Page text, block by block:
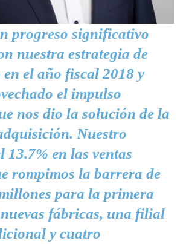
progreso significativo
nuestra estrategia de
el año fiscal 2018 y
el impulso
nos dio la solución de la
Nuestro
13.7% en las ventas
rompimos la barrera de
para la primera
fábricas, una filial
y cuatro